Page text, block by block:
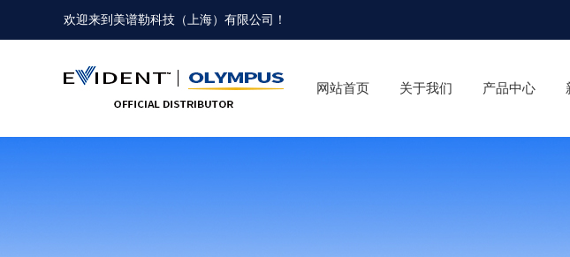
欢迎来到 美谱勒科技（上海）有限公司 ！
网站首页 关于我们 产品中心